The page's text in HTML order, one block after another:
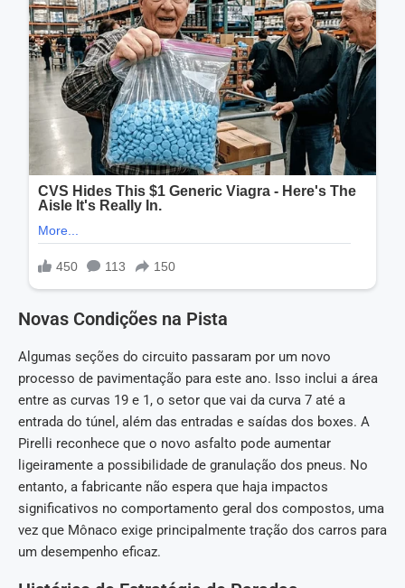
Novas Condições na Pista
Algumas seções do circuito passaram por um novo
processo de pavimentação para este ano. Isso inclui a área
entre as curvas 19 e 1, o setor que vai da curva 7 até a
entrada do túnel, além das entradas e saídas dos boxes. A
Pirelli reconhece que o novo asfalto pode aumentar
ligeiramente a possibilidade de granulação dos pneus. No
entanto, a fabricante não espera que haja impactos
significativos no comportamento geral dos compostos, uma
vez que Mônaco exige principalmente tração dos carros para
um desempenho eficaz.